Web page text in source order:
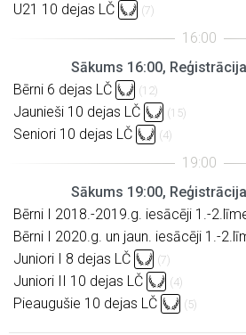
U21 10 dejas LČ (7)
Sākums 16:00,
Bērni 6 dejas LČ
(12)
Jaunieši 10 dejas LČ (15)
Seniori 10 dejas LČ (4)
Sākums 19:00,
Bērni I 2018.-2019.g. iesācēji 1.-
Bērni I 2020.g. un jaun. iesācēji 1.-
Juniori I 8 dejas LČ (7)
Juniori II 10 dejas LČ (4)
Pieaugušie 10 dejas LČ (5)